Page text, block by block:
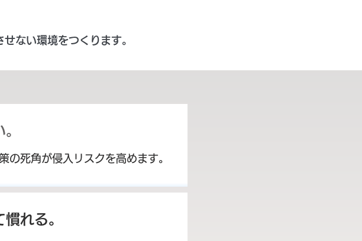
ない環境をつくります。
の死角が侵入リスクを高めます。
れる。